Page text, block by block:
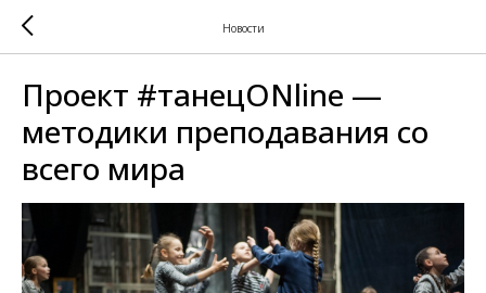
Новости
Проект #танецONline —
методики преподавания со
всего мира